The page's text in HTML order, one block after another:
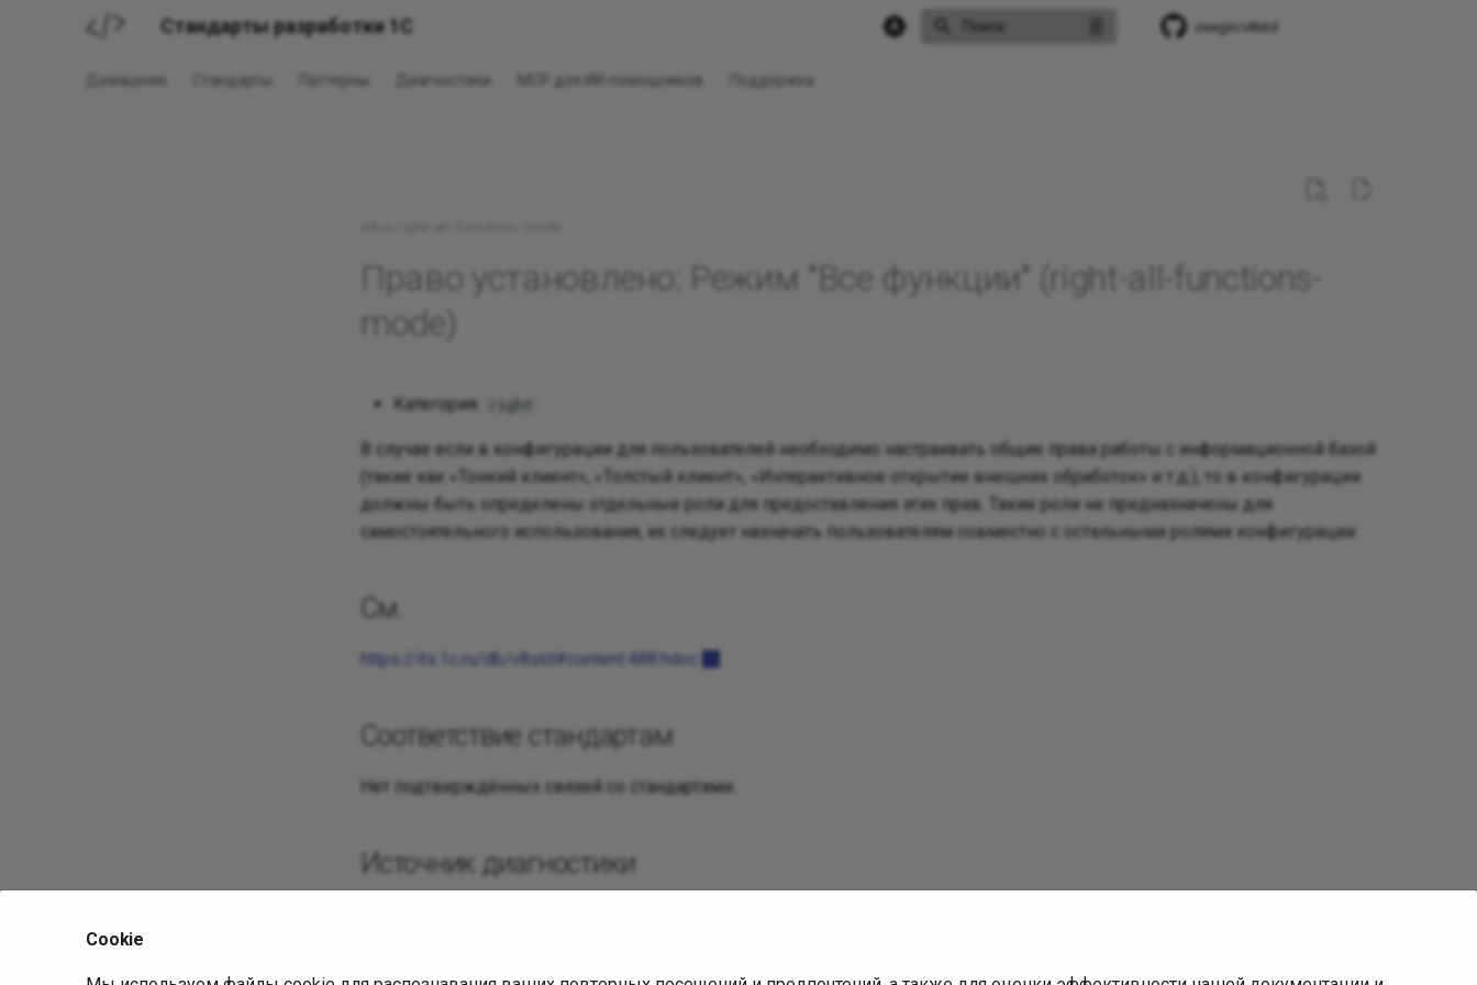
Стандарты разработки 1С Поиск zeegin/v8std
Домашняя Стандарты Паттерны Диагностики MCP для ИИ-помощников Поддержка
Право установлено: Режим "Все функции" (right-all-functions-
mode)
Категория: right
В случае если в конфигурации для пользователей необходимо настраивать общие права работы с информационной базой
(такие как «Тонкий клиент», «Толстый клиент», «Интерактивное открытие внешних обработок» и т.д.), то в конфигурации
должны быть определены отдельные роли для предоставления этих прав. Такие роли не предназначены для
самостоятельного использования, их следует назначать пользователям совместно с остальными ролями конфигурации.
См.
https://its.1c.ru/db/v8std#content:488:hdoc
Соответствие стандартам
Нет подтверждённых связей со стандартами.
Источник диагностики
Cookie